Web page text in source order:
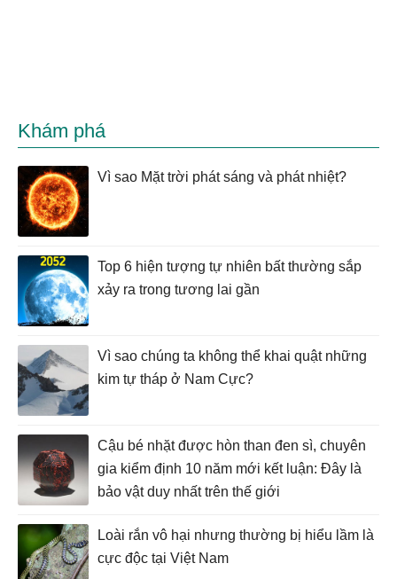
Khám phá
Vì sao Mặt trời phát sáng và phát nhiệt?
Top 6 hiện tượng tự nhiên bất thường sắp
xảy ra trong tương lai gần
Vì sao chúng ta không thể khai quật những
kim tự tháp ở Nam Cực?
Cậu bé nhặt được hòn than đen sì, chuyên
gia kiểm định 10 năm mới kết luận: Đây là
bảo vật duy nhất trên thế giới
Loài rắn vô hại nhưng thường bị hiểu lầm là
cực độc tại Việt Nam